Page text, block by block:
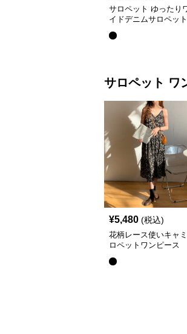
サロペット ゆったり
イドデニムサロペット
サロペット ワ
¥5,480 (税込)
花柄レース使いキャ
ロペットワンピース